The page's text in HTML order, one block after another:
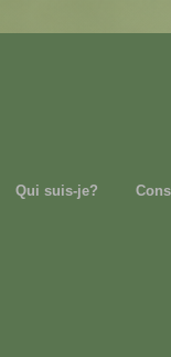
Qui suis-je?